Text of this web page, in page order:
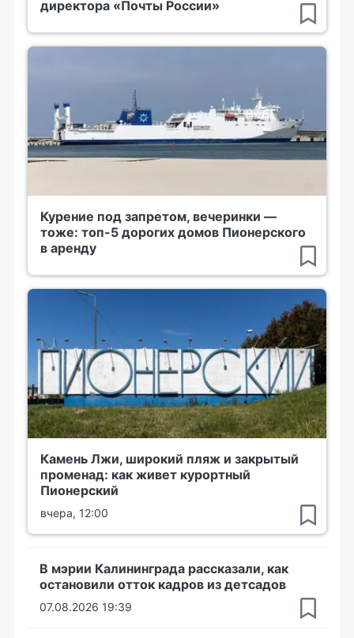
директора «Почты России»
Курение под запретом, вечеринки —
тоже: топ-5 дорогих домов Пионерского
в аренду
Камень Лжи, широкий пляж и закрытый
променад: как живет курортный
Пионерский
вчера, 12:00
В мэрии Калининграда рассказали, как
остановили отток кадров из детсадов
07.08.2026 19:39